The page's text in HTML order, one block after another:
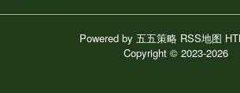
Powered by 五五策略 RSS地图
Copyright© 2023-2026